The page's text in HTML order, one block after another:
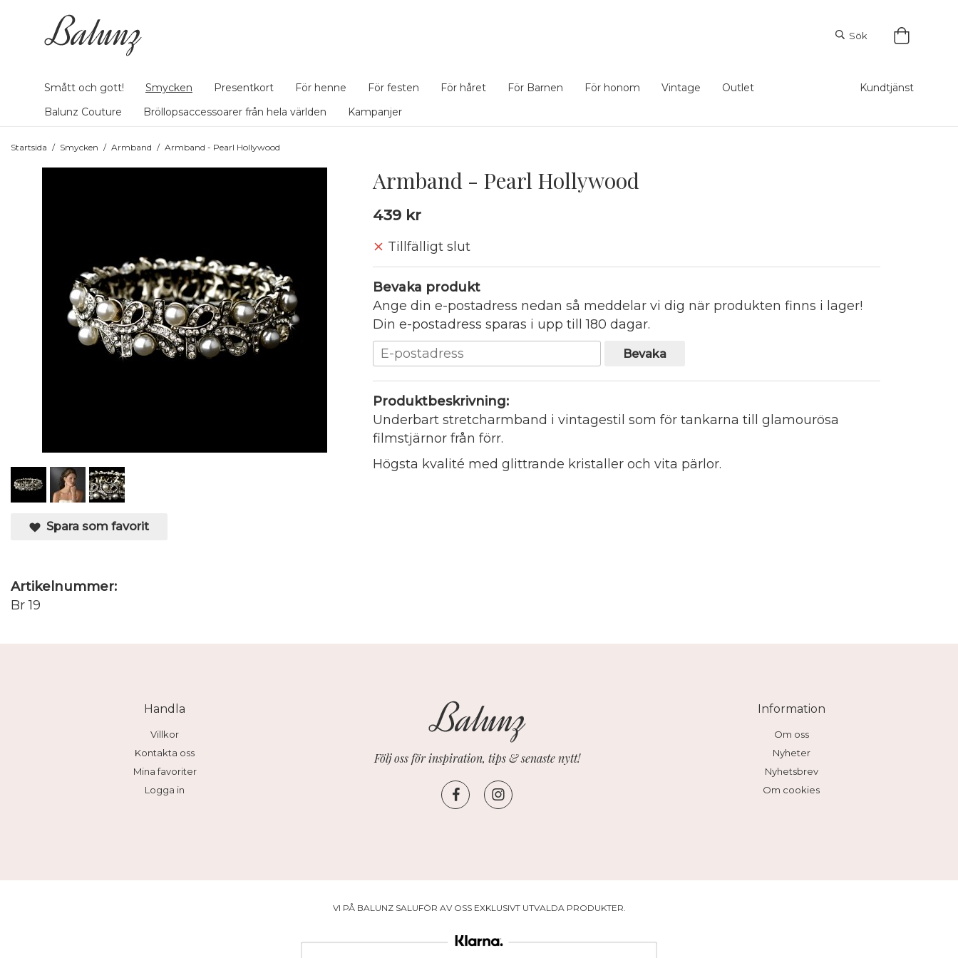
Sök
Smått och gott! Smycken Presentkort För henne För festen För håret För Barnen För honom Vintage
Outlet
Balunz Couture
Bröllopsaccessoarer från hela världen Kampanjer
Kundtjänst
Startsida / Smycken / Armband / Armband - Pearl Hollywood
Armband - Pearl Hollywood
439 kr
Tillfälligt slut
Bevaka produkt
Ange din e-postadress nedan så meddelar vi dig när produkten finns i lager!
Din e-postadress sparas i upp till 180 dagar.
Bevaka
Produktbeskrivning:
Underbart stretcharmband i vintagestil som för tankarna till glamourösa
filmstjärnor från förr.
Högsta kvalité med glittrande kristaller och vita pärlor.
Spara som favorit
Artikelnummer:
Br 19
Handla
Villkor
Kontakta oss
Mina favoriter
Logga in
Följ oss för inspiration, tips & senaste nytt!
Information
Om oss
Nyheter
Nyhetsbrev
Om cookies
VI PÅ BALUNZ SALUFÖR AV OSS EXKLUSIVT UTVALDA PRODUKTER.